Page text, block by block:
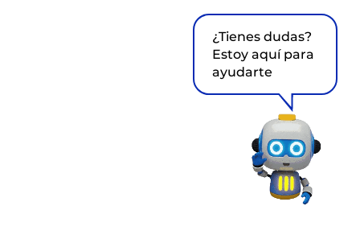
¿Tienes dudas?
Estoy aquí para
ayudarte